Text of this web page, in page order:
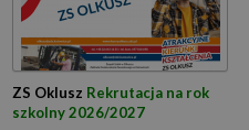
ZS Oklusz Rekrutacja na rok
szkolny 2026/2027